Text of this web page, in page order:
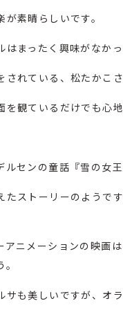
素晴らしいです。
はまったく興味がなか
されている、松たかこ
を観ているだけでも心
センの童話『雪の女王
たストーリーのようで
アニメーションの映画
サも美しいですが、オ